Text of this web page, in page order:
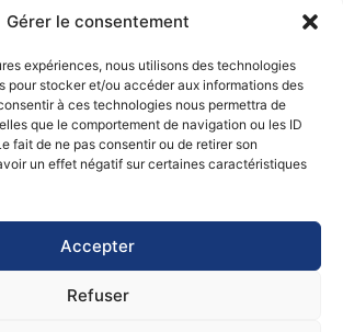
Gérer le consentement
expériences, nous utilisons des technologies
pour stocker et/ou accéder aux informations des
à ces technologies nous permettra de
que le comportement de navigation ou les ID
fait de ne pas consentir ou de retirer son
un effet négatif sur certaines caractéristiques
Accepter
Refuser
dont nous avons eu le plaisir de
membres.
repris la mer en direction deNantes-Saint
charger le fret qui ira ensuite à Saint-
Il quittera donc dans les prochains jours
rejoindre, enfin, l’océan Atlantique.